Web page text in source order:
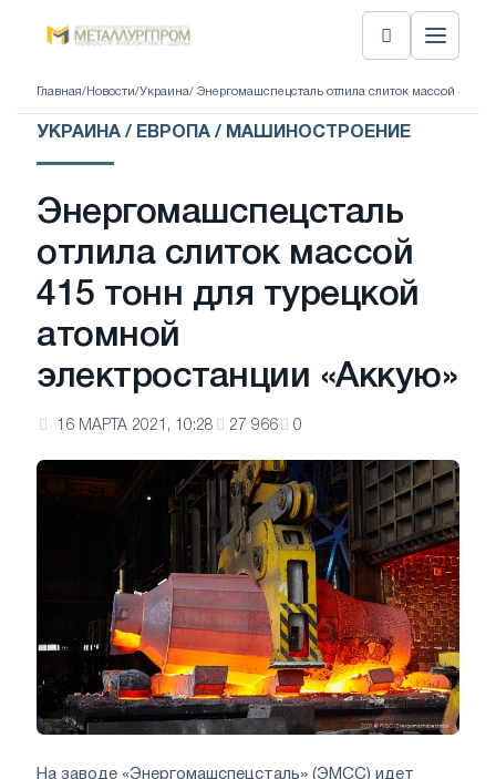
Главная/ Новости/Украина/ Энергомашспецсталь отлила слиток массой 415
УКРАИНА / ЕВРОПА / МАШИНОСТРОЕНИЕ
Энергомашспецсталь
отлила слиток массой
415 тонн для турецкой
атомной
электростанции «Аккую»
16 МАРТА 2021, 10:28 27 966 0
На заводе «Энергомашспецсталь» (ЭМСС) идет